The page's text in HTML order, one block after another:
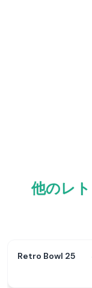
他のレ
Retro Bowl 25